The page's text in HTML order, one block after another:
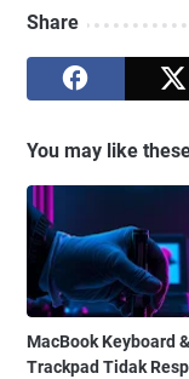
Share
You may like
MacBook Keyboard &
Trackpad Tidak